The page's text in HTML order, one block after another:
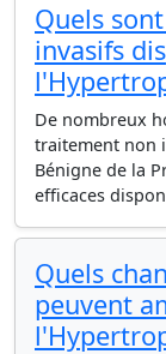
Quels
invasifs
De nombreux
traitement non
Bénigne de la
efficaces
Quels
peuvent